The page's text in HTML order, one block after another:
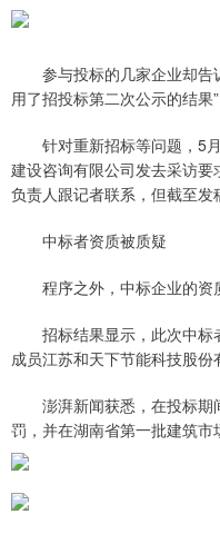
参与投标的几家企业却告
用了招投标第二次公示的结果”
针对重新招标等问题，5月
建设咨询有限公司发去采访
负责人跟记者联系，但截至发
中标者资质被质疑
程序之外，中标企业的资
招标结果显示，此次中标
成员江苏和天下节能科技股份
澎湃新闻获悉，在投标期
罚，并在湖南省第一批建筑市